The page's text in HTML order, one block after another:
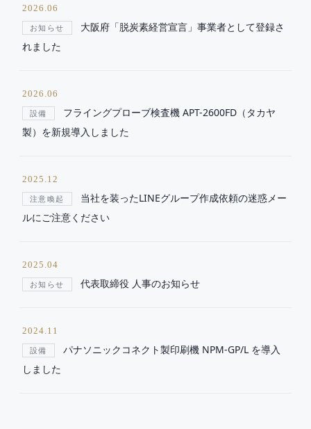
2026.06
お知らせ
大阪府「脱炭素経営宣言」事業者として登録さ
れました
2026.06
設備
フライングプローブ検査機 APT-2600FD（タカヤ
製）を新規導入しました
2025.12
注意喚起
当社を装ったLINEグループ作成依頼の迷惑メー
ルにご注意ください
2025.04
お知らせ 代表取締役 人事のお知らせ
2024.11
設備
パナソニックコネクト製印刷機 NPM-GP/L を導入
しました